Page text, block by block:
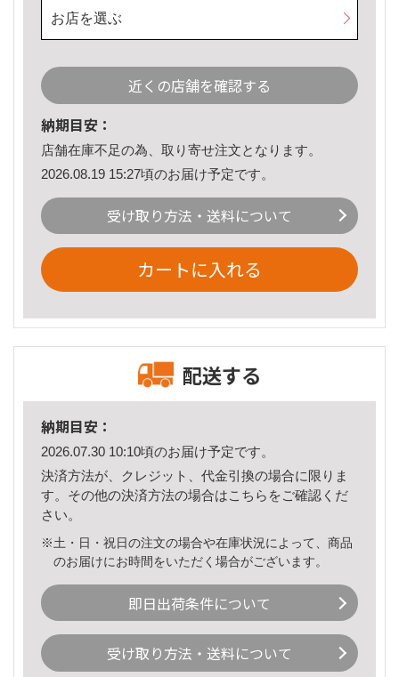
お店を選ぶ
近くの店舗を確認する
納期目安：
店舗在庫不足の為、取り寄せ注文となります。
2026.08.19 15:27頃のお届け予定です。
受け取り方法・送料について
カートに入れる
配送する
納期目安：
2026.07.30 10:10頃のお届け予定です。
決済方法が、クレジット、代金引換の場合に限りま
す。その他の決済方法の場合はこちら をご確認くだ
さい。
※土・日・祝日の注文の場合や在庫状況によって、商品
のお届けにお時間をいただく場合がございます。
即日出荷条件について
受け取り方法・送料について